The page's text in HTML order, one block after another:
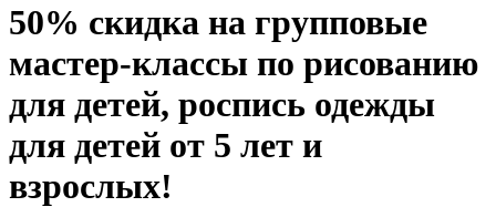
50% скидка на групповые
мастер-классы по рисованию
для детей, роспись одежды
для детей от 5 лет и
взрослых!